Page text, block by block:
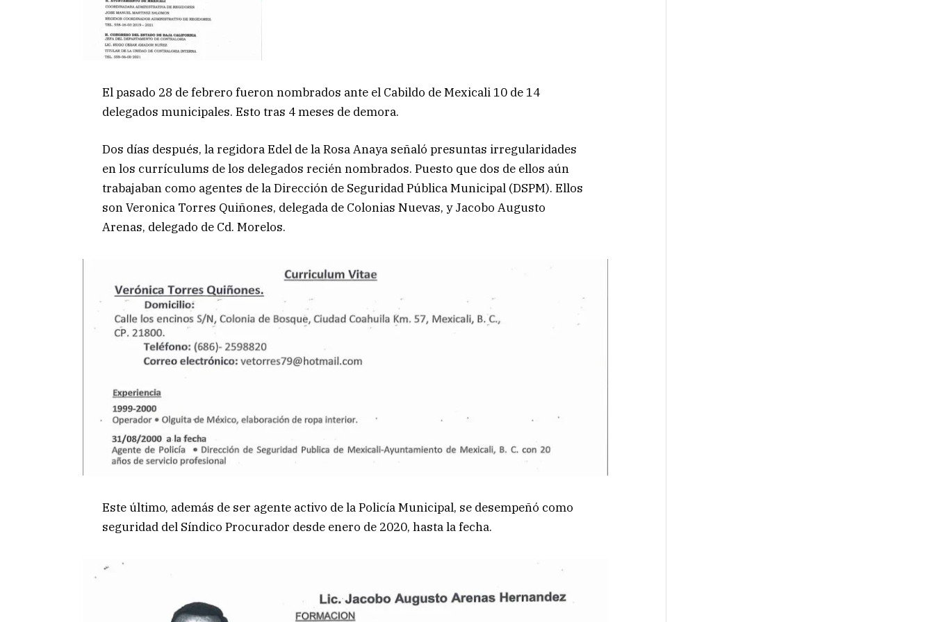
El pasado 28 de febrero fueron nombrados ante el Cabildo de Mexicali 10 de 14
delegados municipales. Esto tras 4 meses de demora.
Dos días después, la regidora Edel de la Rosa Anaya señaló presuntas irregularidades
en los currículums de los delegados recién nombrados. Puesto que dos de ellos aún
trabajaban como agentes de la Dirección de Seguridad Pública Municipal (DSPM). Ellos
son Veronica Torres Quiñones, delegada de Colonias Nuevas, y Jacobo Augusto
Arenas, delegado de Cd. Morelos.
Este último, además de ser agente activo de la Policía Municipal, se desempeñó como
seguridad del Síndico Procurador desde enero de 2020, hasta la fecha.